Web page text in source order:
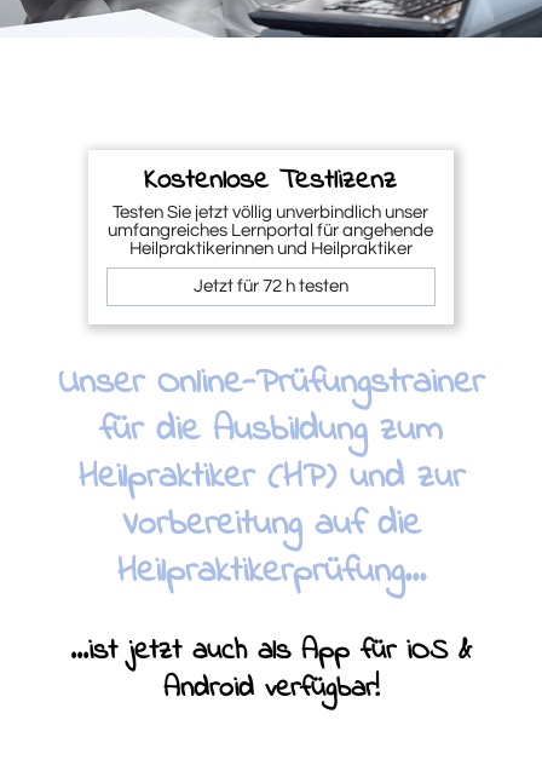
Kostenlose Testlizenz
Testen Sie jetzt völlig unverbindlich unser
umfangreiches Lernportal für angehende
Heilpraktikerinnen und Heilpraktiker
Jetzt für 72 h testen
Unser Online-Prüfungstrainer
für die Ausbildung zum
Heilpraktiker (HP) und zur
Vorbereitung auf die
Heilpraktikerprüfung...
...ist jetzt auch als App für iOS &
Android verfügbar!